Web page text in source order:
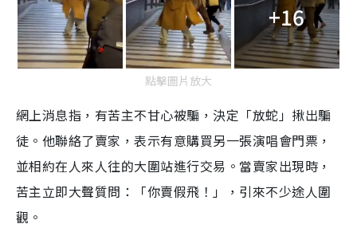
+16
點擊圖片放大
網上消息指，有苦主不甘心被騙，決定「放蛇」揪出騙
徒。他聯絡了賣家，表示有意購買另一張演唱會門票，
並相約在人來人往的大圍站進行交易。當賣家出現時，
苦主立即大聲質問：「你賣假飛！」，引來不少途人圍
觀。